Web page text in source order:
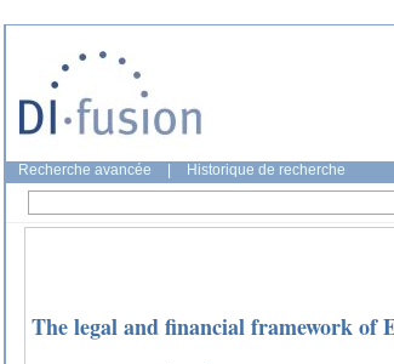
Recherche avancée Historique de recherche
The legal and financial framework of